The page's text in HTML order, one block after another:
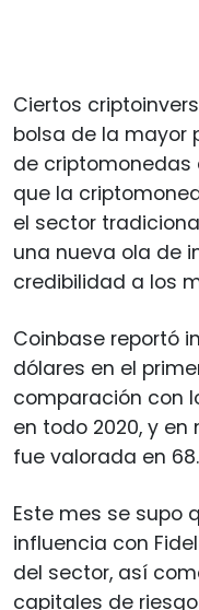
Ciertos
bolsa de la mayor
de criptomonedas
que la
el sector
una nueva ola de
credibilidad a los
Coinbase reportó
dólares en el
comparación con
en todo 2020, y en
fue valorada en
Este mes se supo
influencia con
del sector, así
capitales de